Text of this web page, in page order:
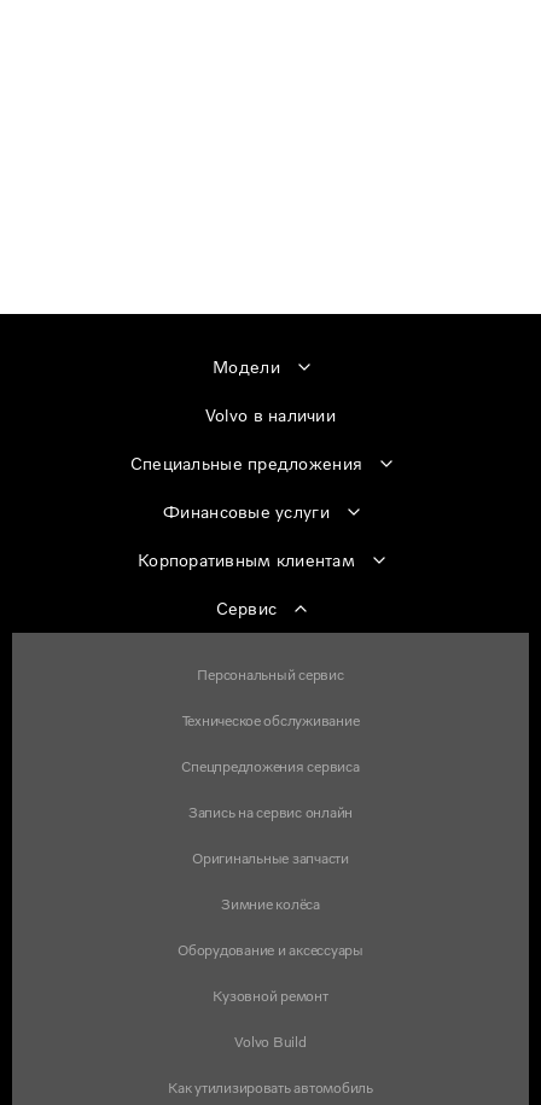
Модели
Volvo в наличии
Специальные предложения
Финансовые услуги
Корпоративным клиентам
Сервис
Персональный сервис
Техническое обслуживание
Спецпредложения сервиса
Запись на сервис онлайн
Оригинальные запчасти
Зимние колёса
Оборудование и аксессуары
Кузовной ремонт
Volvo Build
Как утилизировать автомобиль